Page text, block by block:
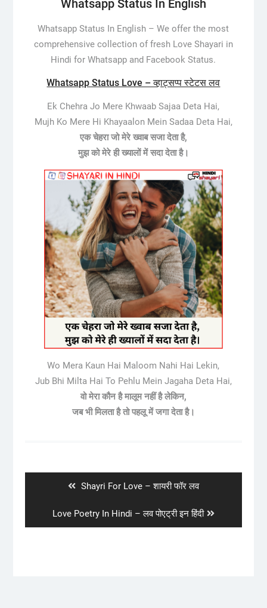
Whatsapp Status In English
Whatsapp Status In English –We offer the most
comprehensive collection of fresh Love Shayari in
Hindi for Whatsapp and Facebook Status.
Whatsapp Status Love – व्हाट्सप्प स्टेटस लव
Ek Chehra Jo Mere Khwaab Sajaa Deta Hai,
Mujh Ko Mere Hi Khayaalon Mein Sadaa Deta Hai,
एक चेहरा जो मेरे ख्वाब सजा देता है,
मुझ को मेरे ही ख्यालों में सदा देता है।
Wo Mera Kaun Hai Maloom Nahi Hai Lekin,
Jub Bhi Milta Hai To Pehlu Mein Jagaha Deta Hai,
वो मेरा कौन है मालूम नहीं है लेकिन,
जब भी मिलता है तो पहलू में जगा देता है।
Previous
Shayri For Love – शायरी फॉर लव
Next
post:
Love Poetry In Hindi – लव पोएट्री इन हिंदी